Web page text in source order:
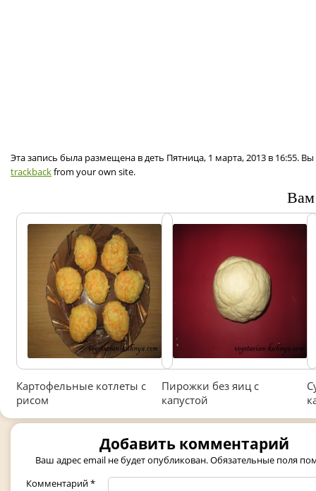
Эта запись была размещена в деть Пятница, 1 марта, 2013 в 16:55.
trackbackfrom your own site.
Вам
Картофельные котлеты с
рисом
Пирожки без яиц с
капустой
Добавить комментарий
Ваш адрес email не будет опубликован.Обязательные поля
Комментарий*